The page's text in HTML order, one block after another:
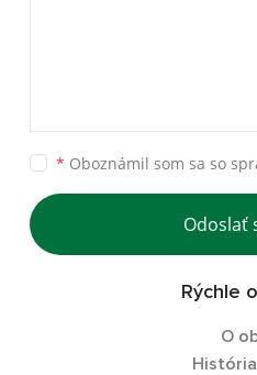
* Oboznámil som sa so
Odoslať
Rýchle
O